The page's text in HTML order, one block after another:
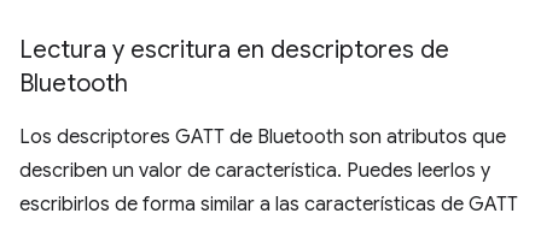
Lectura y escritura en descriptores de
Bluetooth
Los descriptores GATT de Bluetooth son atributos que
describen un valor de característica. Puedes leerlos y
escribirlos de forma similar a las características de GATT